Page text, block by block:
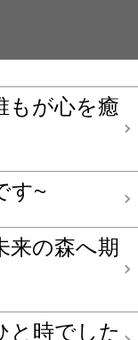
もが心を癒
す~
来の森へ期
と時でした